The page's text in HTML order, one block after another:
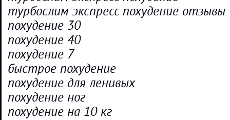
турбослим экспресс похудение отзывы
похудение 30
похудение 40
похудение 7
быстрое похудение
похудение для ленивых
похудение ног
похудение на 10 кг